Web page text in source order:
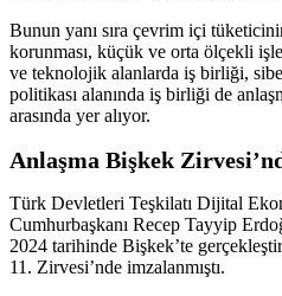
Bunun yanı sıra çevrim içi
korunması, küçük ve orta ölçekli
ve teknolojik alanlarda iş birliği,
politikası alanında iş birliği de
arasında yer alıyor.
Anlaşma Bişkek
Türk Devletleri Teşkilatı Dijital
Cumhurbaşkanı Recep Tayyip
2024 tarihinde Bişkek’te
11. Zirvesi’nde imzalanmıştı.